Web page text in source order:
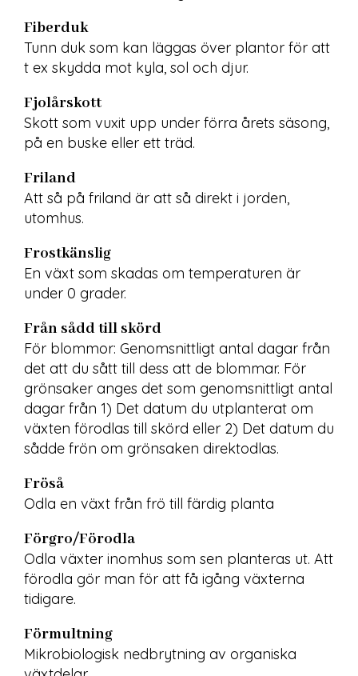
Fiberduk
Tunn duk som kan läggas över plantor för att
t ex skydda mot kyla, sol och djur.
Fjolårskott
Skott som vuxit upp under förra årets säsong,
på en buske eller ett träd.
Friland
Att så på friland är att så direkt i jorden,
utomhus.
Frostkänslig
En växt som skadas om temperaturen är
under 0 grader.
Från sådd till skörd
För blommor: Genomsnittligt antal dagar från
det att du sått till dess att de blommar. För
grönsaker anges det som genomsnittligt antal
dagar från 1) Det datum du utplanterat om
växten förodlas till skörd eller 2) Det datum du
sådde frön om grönsaken direktodlas.
Fröså
Odla en växt från frö till färdig planta
Förgro/Förodla
Odla växter inomhus som sen planteras ut. Att
förodla gör man för att få igång växterna
tidigare.
Förmultning
Mikrobiologisk nedbrytning av organiska